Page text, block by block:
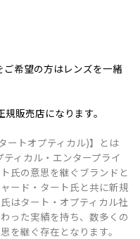
希望の方はレンズを一緒
販売店になります。
ートオプティカル)】とは
ィカル・エンタープライ
氏の意思を継ぐブランドと
ード・タート氏と共に新規
はタート・オプティカル社
った実績を持ち、数多くの
を継ぐ存在となります。